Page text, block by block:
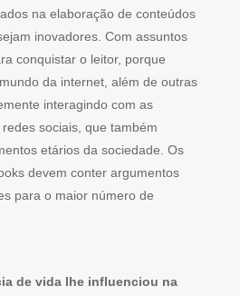
na elaboração de conteúdos
inovadores. Com assuntos
conquistar o leitor, porque
da internet, além de outras
interagindo com as
sociais, que também
etários da sociedade. Os
devem conter argumentos
para o maior número de
de vida lhe influenciou na